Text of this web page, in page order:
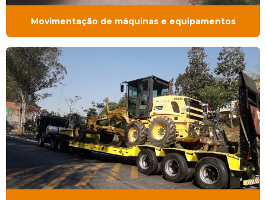
Movimentação de máquinas e equipamentos